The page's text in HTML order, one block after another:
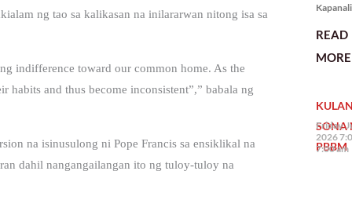
ng tao sa kalikasan na inilararwan nitong isa sa
indifference toward our common home. As the
habits and thus become inconsistent”,” babala ng
na isinusulong ni Pope Francis sa ensiklikal na
dahil nangangailangan ito ng tuloy-tuloy na
State of
Marcos
READ
MORE
SONA
PBBM
Friday,
2026
7:00 am